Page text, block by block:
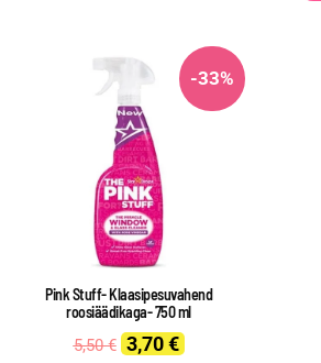
-33%
Pink Stuff- Klaasipesuvahend
roosiäädikaga- 750 ml
5,50€ Original
3,70€ Current